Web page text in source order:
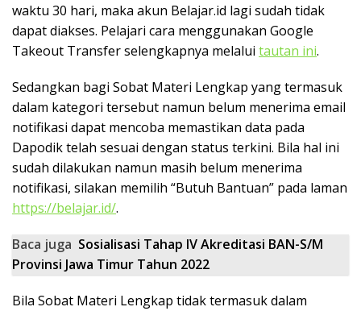
waktu 30 hari, maka akun Belajar.id lagi sudah tidak
dapat diakses. Pelajari cara menggunakan Google
Takeout Transfer selengkapnya melalui tautan ini.
Sedangkan bagi Sobat Materi Lengkap yang termasuk
dalam kategori tersebut namun belum menerima email
notifikasi dapat mencoba memastikan data pada
Dapodik telah sesuai dengan status terkini. Bila hal ini
sudah dilakukan namun masih belum menerima
notifikasi, silakan memilih “Butuh Bantuan” pada laman
https://belajar.id/.
Baca juga Sosialisasi Tahap IV Akreditasi BAN-S/M
Provinsi Jawa Timur Tahun 2022
Bila Sobat Materi Lengkap tidak termasuk dalam